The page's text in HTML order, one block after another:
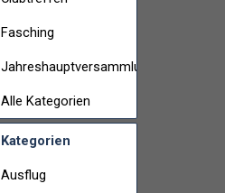
Fasching
Jahreshauptversammlung
Alle Kategorien
Kategorien
Ausflug